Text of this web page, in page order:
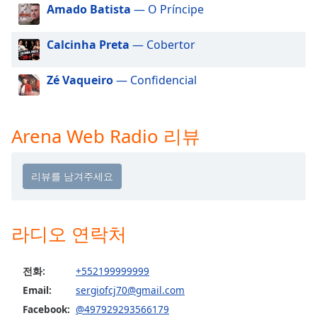
dialog
window.
Escape
cancel
and
window.
Background
Color
Amado Batista — O Príncipe
Calcinha Preta — Cobertor
Zé Vaqueiro— Confidencial
Arena Web Radio 리뷰
라디오 연락처
전화:
+552199999999
Email:
sergiofcj70@gmail.com
Facebook: @497929293566179